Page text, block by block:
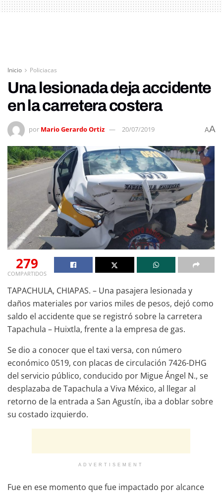
Inicio Policiacas
Una lesionada deja accidente
en la carretera costera
por Mario Gerardo Ortiz 20/07/2019 AA
279
COMPARTIDOS
TAPACHULA, CHIAPAS. – Una pasajera lesionada y
daños materiales por varios miles de pesos, dejó como
saldo el accidente que se registró sobre la carretera
Tapachula – Huixtla, frente a la empresa de gas.
Se dio a conocer que el taxi versa, con número
económico 0519, con placas de circulación 7426-DHG
del servicio público, conducido por Migue Ángel N., se
desplazaba de Tapachula a Viva México, al llegar al
retorno de la entrada a San Agustín, iba a doblar sobre
su costado izquierdo.
ADVERTISEMENT
Fue en ese momento que fue impactado por alcance